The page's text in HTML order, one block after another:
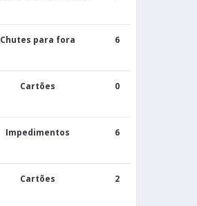
Chutes para fora 6
Cartões 0
Impedimentos 6
Cartões 2